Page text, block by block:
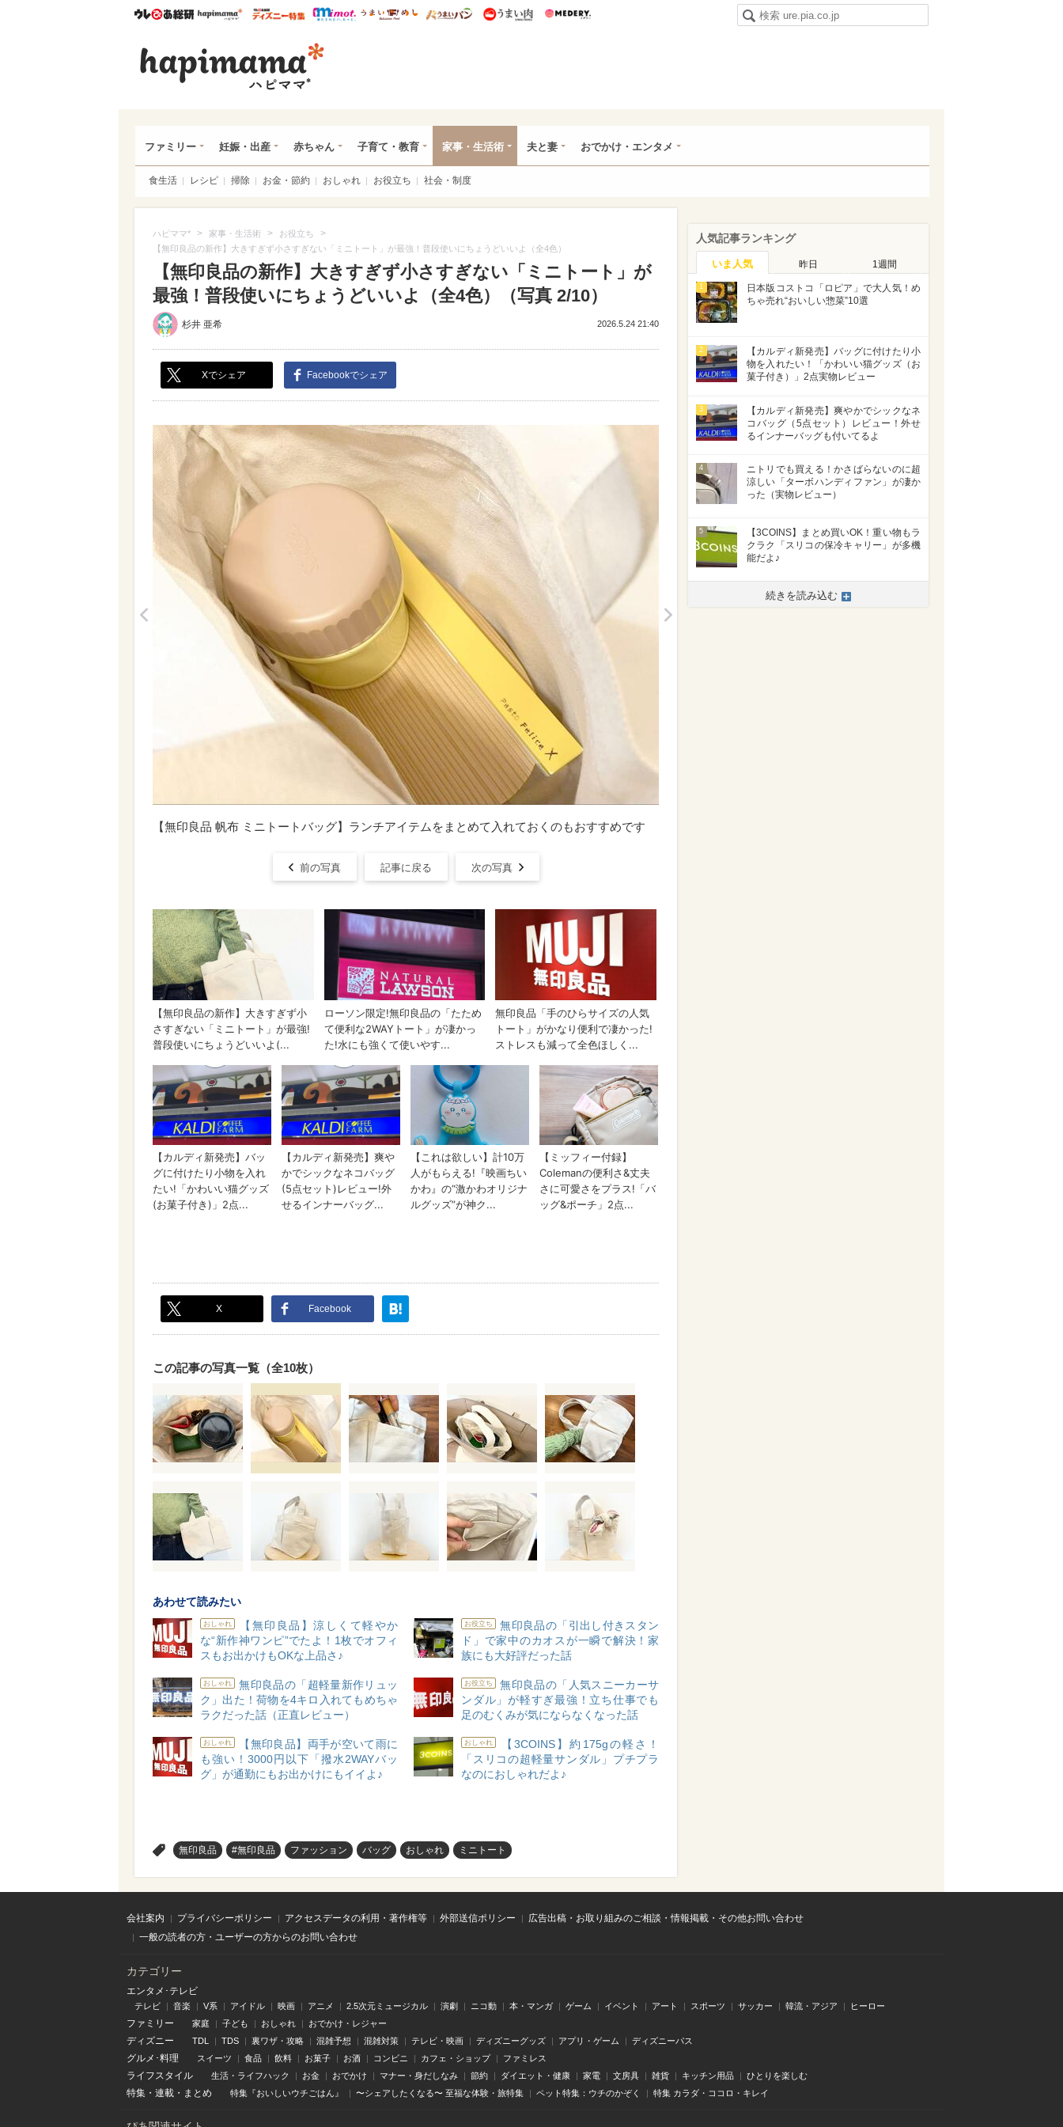
ウレぴあ総研ハピママ* ウレぴあ総研 ディズニー特集
mimot. うまいめし うまいパン うまい肉
ファミリー 妊娠・出産 赤ちゃん 子育て・教育 家事・生活術 夫と妻 おでかけ・エンタメ
食生活 レシピ 掃除 お金・節約 おしゃれ お役立ち 社会・制度
ハピママ* > 家事・生活術 > お役立ち >
【無印良品の新作】大きすぎず小さすぎない「ミニトート」が最強！普段使いにちょうどいいよ（全4色）
【無印良品の新作】大きすぎず小さすぎない「ミニトート」が
最強！普段使いにちょうどいいよ（全4色）（写真 2/10）
杉井 亜希 2026.5.24 21:40
Xでシェア Facebookでシェア
【無印良品 帆布 ミニトートバッグ】ランチアイテムをまとめて入れておくのもおすすめです
前の写真 記事に戻る 次の写真
X Facebook
この記事の写真一覧（全10枚）
あわせて読みたい
おしゃれ
【無印良品】涼しくて軽やか
な“新作神ワンピ”でたよ！1枚でオフィ
スもお出かけもOKな上品さ♪
お役立ち
無印良品の「引出し付きスタン
ド」で家中のカオスが一瞬で解決！家
族にも大好評だった話
おしゃれ
無印良品の「超軽量新作リュッ
ク」出た！荷物を4キロ入れてもめちゃ
ラクだった話（正直レビュー）
お役立ち
無印良品の「人気スニーカーサ
ンダル」が軽すぎ最強！立ち仕事でも
足のむくみが気にならなくなった話
おしゃれ
【無印良品】両手が空いて雨に
も強い！3000円以下「撥水2WAYバッ
グ」が通勤にもお出かけにもイイよ♪
おしゃれ
【3COINS】約175gの軽さ！
「スリコの超軽量サンダル」プチプラ
なのにおしゃれだよ♪
無印良品 #無印良品 ファッション バッグ おしゃれ ミニトート
人気記事ランキング
いま人気 昨日 1週間
1
日本版コストコ「ロピア」で大人気！め
ちゃ売れ“おいしい惣菜”10選
2
【カルディ新発売】バッグに付けたり小
物を入れたい！「かわいい猫グッズ（お
菓子付き）」2点実物レビュー
3
【カルディ新発売】爽やかでシックなネ
コバッグ（5点セット）レビュー！外せ
るインナーバッグも付いてるよ
4
ニトリでも買える！かさばらないのに超
涼しい「ターボハンディファン」が凄か
った（実物レビュー）
5
【3COINS】まとめ買いOK！重い物もラ
クラク「スリコの保冷キャリー」が多機
能だよ♪
続きを読み込む
会社案内 プライバシーポリシー アクセスデータの利用・著作権等 外部送信ポリシー
広告出稿・お取り組みのご相談・情報掲載・その他お問い合わせ
一般の読者の方・ユーザーの方からのお問い合わせ
カテゴリー
エンタメ･テレビ
テレビ 音楽 V系 アイドル 映画 アニメ 2.5次元ミュージカル 演劇 ニコ動 本・マンガ ゲーム イベント アート スポーツ サッカー 韓流・アジア ヒーロー
ファミリー 家庭 子ども おしゃれ おでかけ・レジャー
ディズニー TDL TDS 裏ワザ・攻略 混雑予想 混雑対策 テレビ・映画 ディズニーグッズ アプリ・ゲーム ディズニーパス
グルメ･料理 スイーツ 食品 飲料 お菓子 お酒 コンビニ カフェ・ショップ ファミレス
ライフスタイル 生活・ライフハック お金 おでかけ マナー・身だしなみ 節約 ダイエット・健康 家電 文房具 雑貨 キッチン用品 ひとりを楽しむ
特集 ・ 連載 ・ まとめ 特集『おいしいウチごはん』 〜シェアしたくなる〜 至福な体験・旅特集 ペット特集：ウチのかぞく 特集 カラダ・ココロ・キレイ